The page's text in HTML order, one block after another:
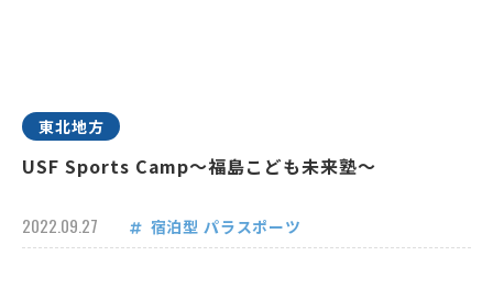
東北地方
USF Sports Camp～福島こども未来塾～
2022.09.27 宿泊型 パラスポーツ